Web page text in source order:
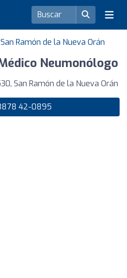
Ramón de la Nueva Orán
Neumonólogo
San Ramón de la Nueva Orán
42-0895